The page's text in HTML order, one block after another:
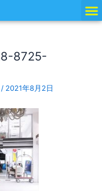
8725-
/ 2021年8月2日